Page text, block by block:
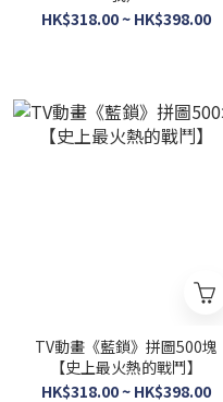
HK$318.00 ~ HK$398.00
TV動畫《藍鎖》拼圖500塊
【史上最火熱的戰鬥】
HK$318.00 ~ HK$398.00